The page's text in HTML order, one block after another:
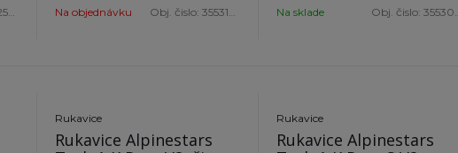
Na objednávku Obj. čislo: 3553122 1757-S Na sklade Obj. čislo: 3553022 1293-XL
Rukavice
Rukavice Alpinestars
Rukavice
Rukavice Alpinestars